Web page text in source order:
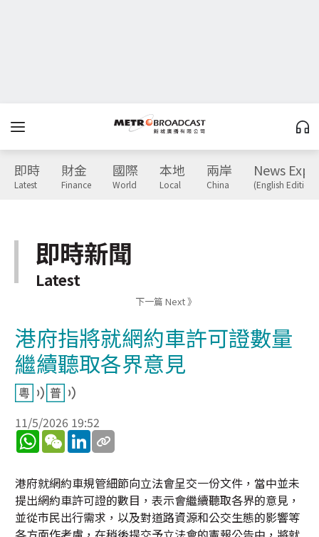
即時
Latest
財金
Finance
國際
World
本地
Local
兩岸
China
News
(English Edition)
即時新聞
Latest
下一篇 Next 》
港府指將就網約車許可證數量
繼續聽取各界意見
11/5/2026 19:52
WhatsApp
WeChatLinkedIn
港府就網約車規管細節向立法會呈交一份文件，當中並未
提出網約車許可證的數目，表示會繼續聽取各界的意見，
並從市民出行需求，以及對道路資源和公交生態的影響等